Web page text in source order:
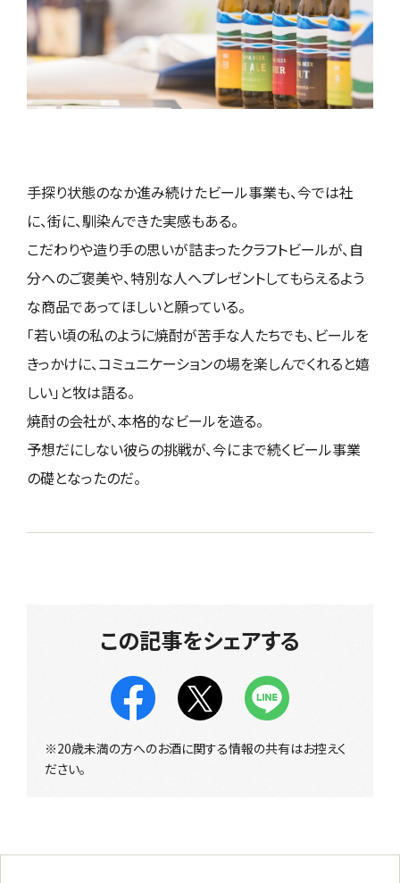
手探り状態のなか進み続けたビール事業も、今では社
に、街に、馴染んできた実感もある。
こだわりや造り手の思いが詰まったクラフトビールが、自
分へのご褒美や、特別な人へプレゼントしてもらえるよう
な商品であってほしいと願っている。
「若い頃の私のように焼酎が苦手な人たちでも、ビールを
きっかけに、コミュニケーションの場を楽しんでくれると嬉
しい」と牧は語る。
焼酎の会社が、本格的なビールを造る。
予想だにしない彼らの挑戦が、今にまで続くビール事業
の礎となったのだ。
この記事をシェアする
※20歳未満の方へのお酒に関する情報の共有はお控えく
ださい。